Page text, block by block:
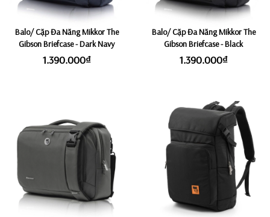
Balo/ Cặp Đa Năng Mikkor The
Gibson Briefcase - Dark Navy
1.390.000₫
Balo/ Cặp Đa Năng Mikkor The
Gibson Briefcase - Black
1.390.000₫